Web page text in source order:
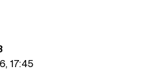
17:45